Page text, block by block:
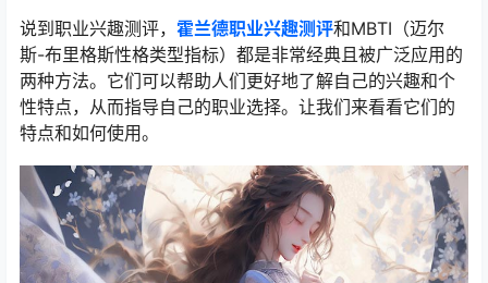
说到职业兴趣测评， 霍兰德职业兴趣测评和MBTI（迈尔
斯-布里格斯性格类型指标）都是非常经典且被广泛应用的
两种方法。它们可以帮助人们更好地了解自己的兴趣和个
性特点，从而指导自己的职业选择。让我们来看看它们的
特点和如何使用。